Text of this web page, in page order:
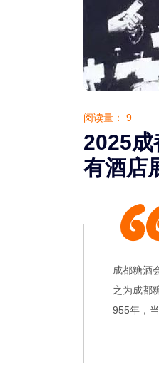
阅读量： 9
2025成
有酒店
成都糖酒
之为成都
955年，